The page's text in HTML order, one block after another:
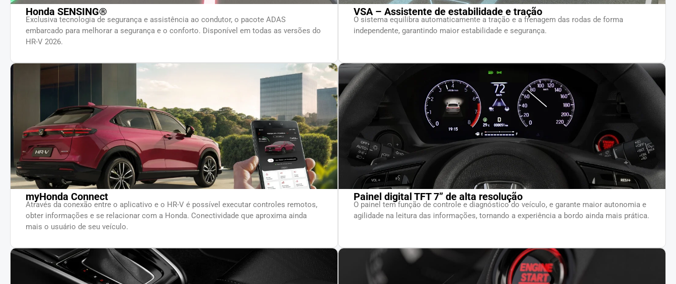
Honda SENSING®
Exclusiva tecnologia de segurança e assistência ao condutor, o pacote ADAS
embarcado para melhorar a segurança e o conforto. Disponível em todas as versões do
HR-V 2026.
VSA – Assistente de estabilidade e tração
O sistema equilibra automaticamente a tração e a frenagem das rodas de forma
independente, garantindo maior estabilidade e segurança.
myHonda Connect
Através da conexão entre o aplicativo e o HR-V é possível executar controles remotos,
obter informações e se relacionar com a Honda. Conectividade que aproxima ainda
mais o usuário de seu veículo.
Painel digital TFT 7” de alta resolução
O painel tem função de controle e diagnóstico do veículo, e garante maior autonomia e
agilidade na leitura das informações, tornando a experiência a bordo ainda mais prática.